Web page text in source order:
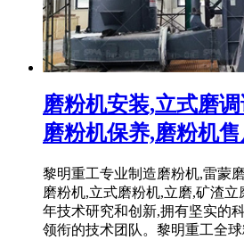
磨粉机安装,立式磨
磨粉机保养,磨粉机售
黎明重工专业制造磨粉机,雷蒙
磨粉机,立式磨粉机,立磨,矿渣
年技术研究和创新,拥有坚实的
领衔的技术团队。黎明重工全